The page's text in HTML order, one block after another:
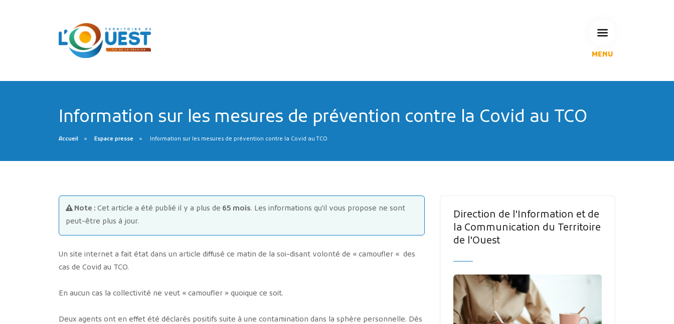
MENU
Espace Pro
Espace Pédagogique
Information sur les mesures de prévention contre la Covid au TCO
Accueil Espace presse Information sur les mesures de prévention contre la Covid au TCO
Note : Cet article a été publié il y a plus de 65 mois. Les informations qu'il vous propose ne sont
peut-être plus à jour.
Un site internet a fait état dans un article diffusé ce matin de la soi-disant volonté de « camoufler « des
cas de Covid au TCO.
En aucun cas la collectivité ne veut « camoufler » quoique ce soit.
Deux agents ont en effet été déclarés positifs suite à une contamination dans la sphère personnelle. Dès
Direction de l'Information et de
la Communication du Territoire
de l'Ouest